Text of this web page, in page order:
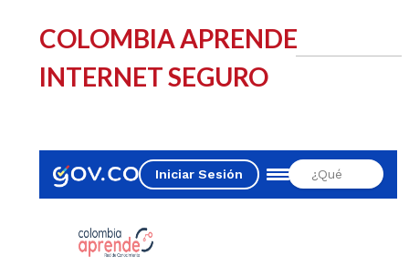
INICIO
SOBRE LTSM
EQUIPO
EGRESADOS
COLOMBIA APRENDE
INTERNET SEGURO